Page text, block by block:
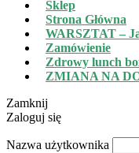
Sklep
Strona Główna
WARSZTAT –
Zamówienie
Zdrowy lunch
ZMIANA NA
Zamknij
Zaloguj się
Nazwa użytkownika